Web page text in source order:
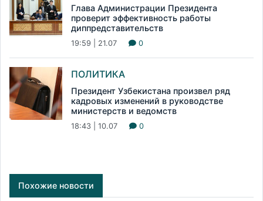
Глава Администрации Президента
проверит эффективность работы
диппредставительств
19:59 | 21.07 0
ПОЛИТИКА
Президент Узбекистана произвел ряд
кадровых изменений в руководстве
министерств и ведомств
18:43 | 10.07 0
Похожие новости